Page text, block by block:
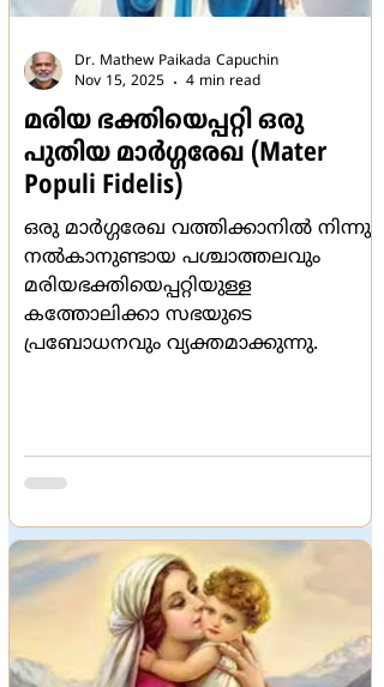
മരിയ ഭക്തിയെപ്പറ്റി ഒരു
പുതിയ മാര്‍ഗ്ഗരേഖ (Mater
Populi Fidelis)
ഒരു മാര്‍ഗ്ഗരേഖ വത്തിക്കാനില്‍ നിന്നും
നല്‍കാനുണ്ടായ പശ്ചാത്തലവും
മരിയഭക്തിയെപ്പറ്റിയുള്ള
കത്തോലിക്കാ സഭയുടെ
പ്രബോധനവും വ്യക്തമാക്കുന്നു.
Dr. Mathew Paikada Capuchin
Nov 15, 2025
4 min read